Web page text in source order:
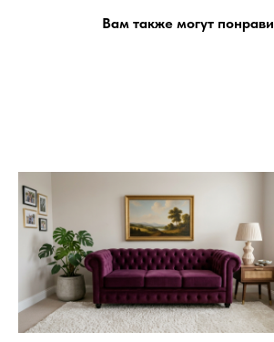
Вам также могут